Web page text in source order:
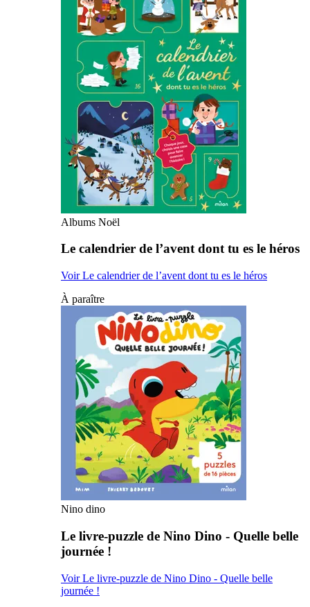
Albums Noël
Le calendrier de l’avent dont tu es le héros
Voir Le calendrier de l’avent dont tu es le héros
À paraître
Nino dino
Le livre-puzzle de Nino Dino - Quelle belle
journée !
Voir Le livre-puzzle de Nino Dino - Quelle belle
journée !